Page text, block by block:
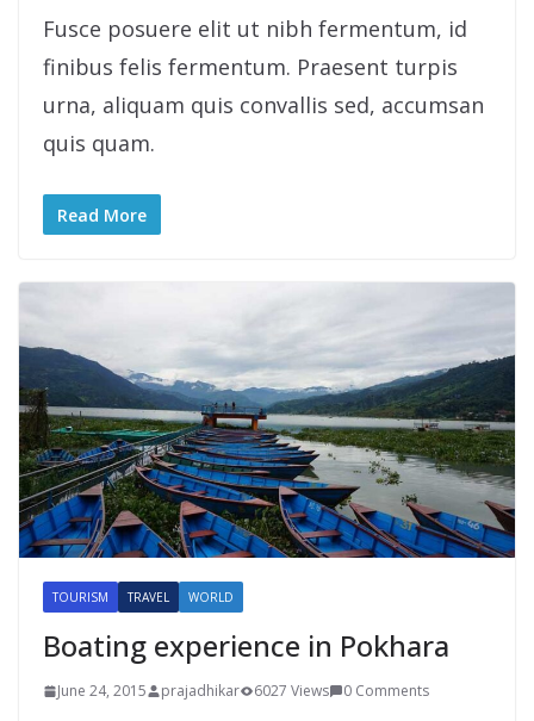
Fusce posuere elit ut nibh fermentum, id
finibus felis fermentum. Praesent turpis
urna, aliquam quis convallis sed, accumsan
quis quam.
Read More
TOURISM TRAVEL WORLD
Boating experience in Pokhara
June 24, 2015 prajadhikar 6027 Views 0 Comments